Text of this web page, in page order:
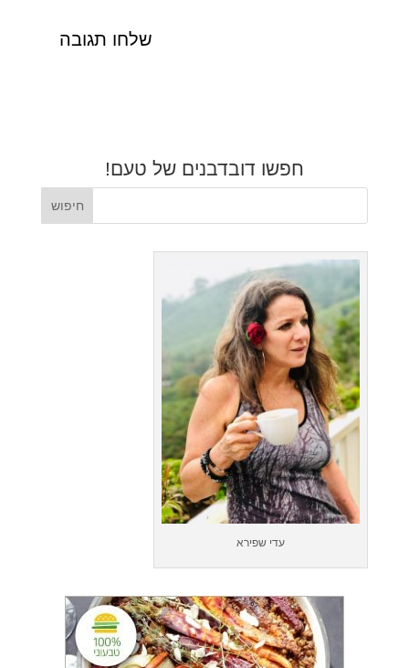
חפשו דובדבנים של טעם!
עדי שפירא